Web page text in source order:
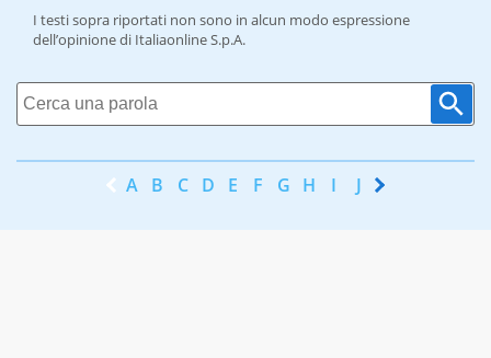
I testi sopra riportati non sono in alcun modo espressione
dell’opinione di Italiaonline S.p.A.
A B C D E F G H I J K